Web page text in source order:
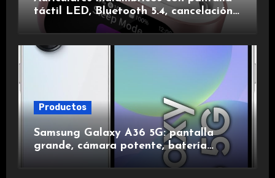
táctil LED, Bluetooth 5.4, cancelación
de ruido, impermeables y de larga
Productos
Samsung Galaxy A36 5G: pantalla
grande, cámara potente, batería
duradera y carga rápida para una
experiencia premium.